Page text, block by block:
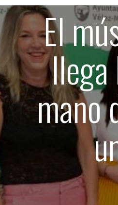
El
llega
mano